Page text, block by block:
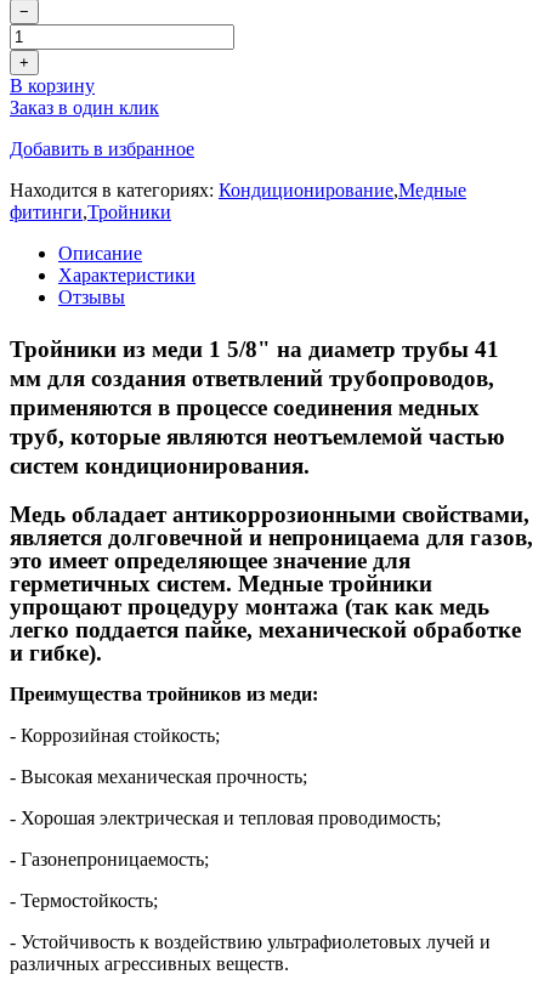
−
+
В корзину
Заказ в один клик
Добавить в избранное
Находится в категориях: Кондиционирование,Медные
фитинги,Тройники
Описание
Характеристики
Отзывы
Тройники из меди 1 5/8" на диаметр трубы 41
мм для создания ответвлений трубопроводов,
применяются в процессе соединения медных
труб, которые являются неотъемлемой частью
систем кондиционирования.
Медь обладает антикоррозионными свойствами,
является долговечной и непроницаема для газов,
это имеет определяющее значение для
герметичных систем. Медные тройники
упрощают процедуру монтажа (так как медь
легко поддается пайке, механической обработке
и гибке).
Преимущества тройников из меди:
- Коррозийная стойкость;
- Высокая механическая прочность;
- Хорошая электрическая и тепловая проводимость;
- Газонепроницаемость;
- Термостойкость;
- Устойчивость к воздействию ультрафиолетовых лучей и
различных агрессивных веществ.